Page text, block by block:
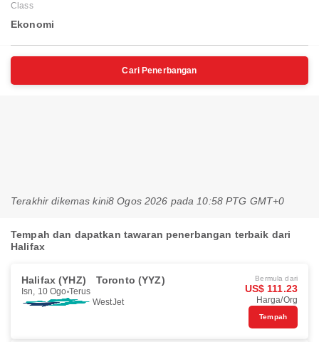
Class
Ekonomi
Cari Penerbangan
Terakhir dikemas kini8 Ogos 2026 pada 10:58 PTG GMT+0
Tempah dan dapatkan tawaran penerbangan terbaik dari
Halifax
Halifax (YHZ) Toronto (YYZ)
Isn, 10 Ogo Terus
WestJet
Bermula dari
US$ 111.23
Harga/Org
Tempah